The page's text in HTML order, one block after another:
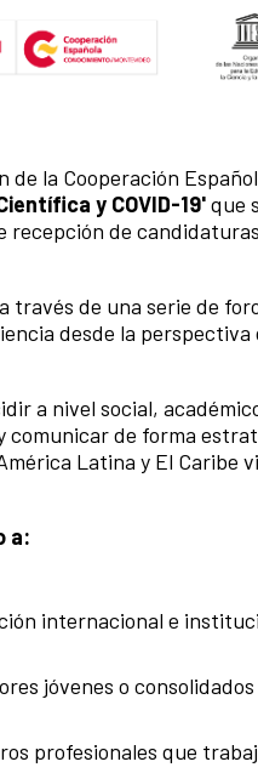
de la Cooperación
y COVID-19'que
recepción de
través de una serie de
desde la
a nivel social,
de forma
Latina y El Caribe
a:
internacional e
jóvenes o
profesionales que